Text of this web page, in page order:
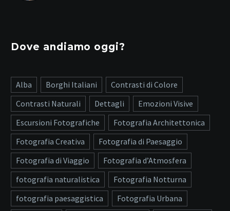
Dove andiamo oggi?
Alba Borghi Italiani
Contrasti di Colore
Contrasti Naturali
Dettagli
Emozioni Visive
Escursioni Fotografiche
Fotografia Architettonica
Fotografia Creativa
Fotografia di Paesaggio
Fotografia di Viaggio
Fotografia d’Atmosfera
fotografia naturalistica
Fotografia Notturna
fotografia paesaggistica
Fotografia Urbana